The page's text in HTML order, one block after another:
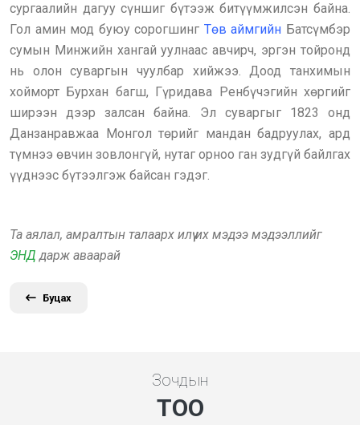
сургаалийн дагуу сүншиг бүтээж битүүмжилсэн байна.
Гол амин мод буюу сорогшинг Төв аймгийн Батсүмбэр
сумын Минжийн хангай уулнаас авчирч, эргэн тойронд
нь олон суваргын чуулбар хийжээ. Доод танхимын
хойморт Бурхан багш, Гүридава Ренбүчэгийн хөргийг
ширээн дээр залсан байна. Эл суваргыг 1823 онд
Данзанравжаа Монгол төрийг мандан бадруулах, ард
түмнээ өвчин зовлонгүй, нутаг орноо ган зудгүй байлгах
үүднээс бүтээлгэж байсан гэдэг.
Та аялал, амралтын талаарх илүү их мэдээ мэдээллийг
ЭНД дарж аваарай
Буцах
Зочдын
ТОО